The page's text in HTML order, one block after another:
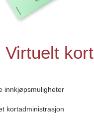
Virtuelt kort
innkjøpsmuligheter
kortadministrasjon